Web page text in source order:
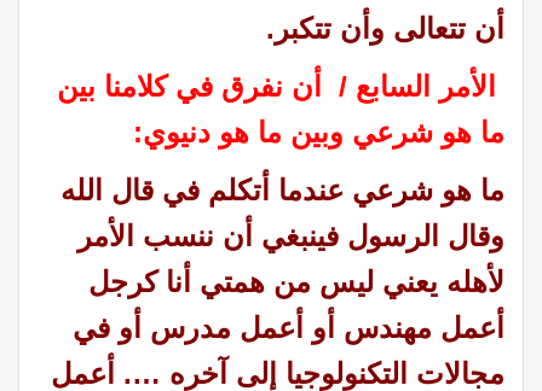
أن تتعالى وأن تتكبر.
الأمر السابع / أن نفرق في كلامنا بين
ما هو شرعي وبين ما هو دنيوي:
ما هو شرعي عندما أتكلم في قال الله
وقال الرسول فينبغي أن ننسب الأمر
لأهله يعني ليس من همتي أنا كرجل
أعمل مهندس أو أعمل مدرس أو في
مجالات التكنولوجيا إلى آخره …. أعمل